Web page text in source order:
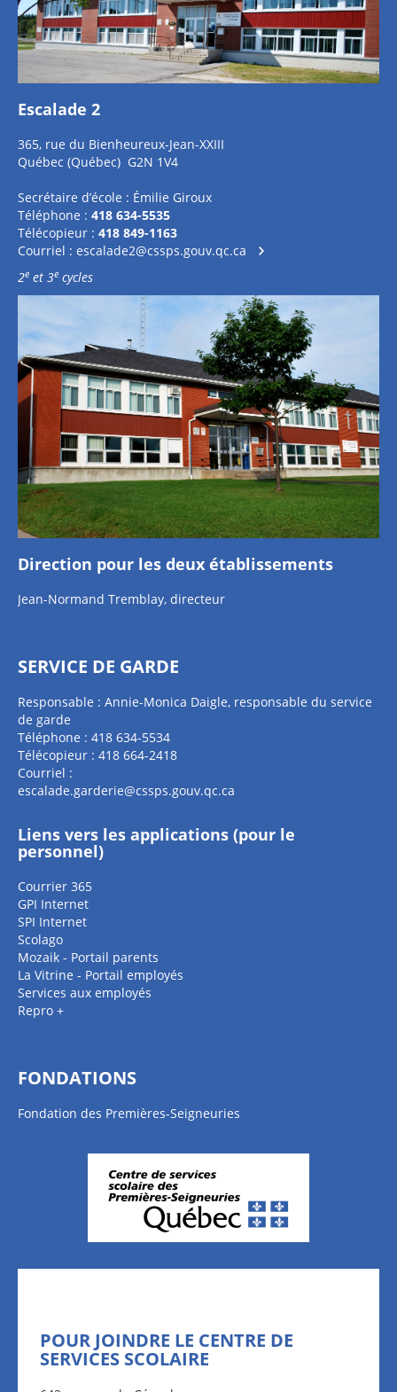
Escalade 2
365, rue du Bienheureux-Jean-XXIII
Québec (Québec) G2N 1V4
Secrétaire d’école : Émilie Giroux
Téléphone : 418 634-5535
Télécopieur : 418 849-1163
Courriel : escalade2@cssps.gouv.qc.ca
2e et 3e cycles
Direction pour les deux établissements
Jean-Normand Tremblay, directeur
SERVICE DE GARDE
Responsable : Annie-Monica Daigle, responsable du service
de garde
Téléphone : 418 634-5534
Télécopieur : 418 664-2418
Courriel :
escalade.garderie@cssps.gouv.qc.ca
Liens vers les applications (pour le
personnel)
Courrier 365
GPI Internet
SPI Internet
Scolago
Mozaik - Portail parents
La Vitrine - Portail employés
Services aux employés
Repro +
FONDATIONS
Fondation des Premières-Seigneuries
POUR JOINDRE LE CENTRE DE
SERVICES SCOLAIRE